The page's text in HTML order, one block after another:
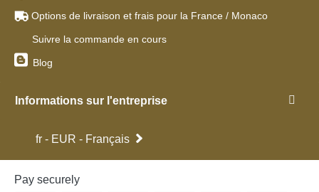
Options de livraison et frais pour la France / Monaco
Suivre la commande en cours
Blog
Informations sur l'entreprise
fr - EUR - Français
Pay securely